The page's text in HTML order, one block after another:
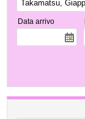
Data arrivo